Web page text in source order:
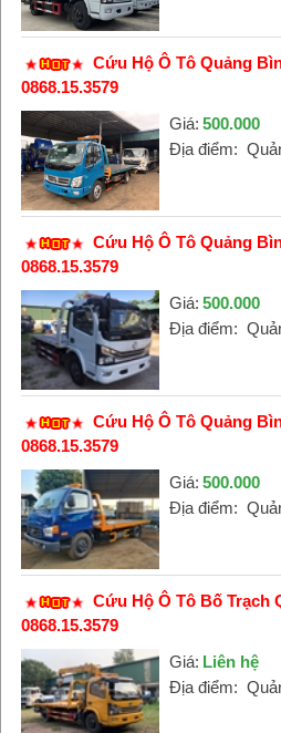
Cứu Hộ Ô Tô Quảng
0868.15.3579
Giá: 500.000
Địa điểm:
Cứu Hộ Ô Tô Quảng
0868.15.3579
Giá: 500.000
Địa điểm:
Cứu Hộ Ô Tô Quảng
0868.15.3579
Giá: 500.000
Địa điểm:
Cứu Hộ Ô Tô Bố Trạch
0868.15.3579
Giá: Liên hệ
Địa điểm: